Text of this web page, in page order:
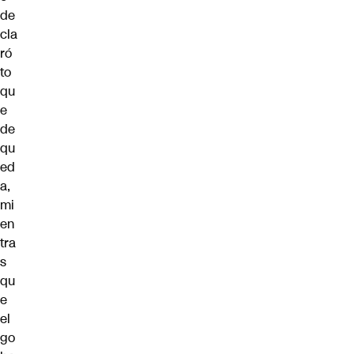
de
cla
ró
to
qu
e
de
qu
ed
a,
mi
en
tra
s
qu
e
el
go